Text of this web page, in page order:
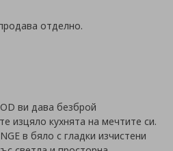
отделно.
ви дава безброй
изцяло кухнята на мечтите си.
в бяло с гладки изчистени